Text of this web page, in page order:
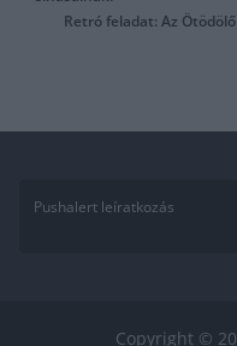
Retró feladat: Az
Pushalert leíratkozás
Copyright ©